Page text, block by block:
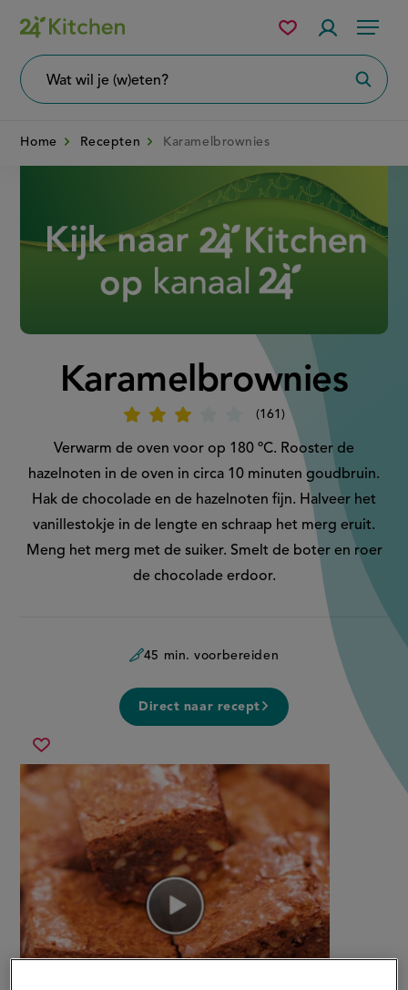
Overslaan
en
naar
Menu
wil
Mijn
bewaarde
Home Recepten Karamelbrownies
Karamelbrownies
161
'Karamelbrownies'
Verwarm de oven voor op 180 ºC. Rooster de
hazelnoten in de oven in circa 10 minuten goudbruin.
Hak de chocolade en de hazelnoten fijn. Halveer het
vanillestokje in de lengte en schraap het merg eruit.
Meng het merg met de suiker. Smelt de boter en roer
de chocolade erdoor.
45 min. voorbereiden
Direct naar recept
Sla
recept
op
karamelbrownies